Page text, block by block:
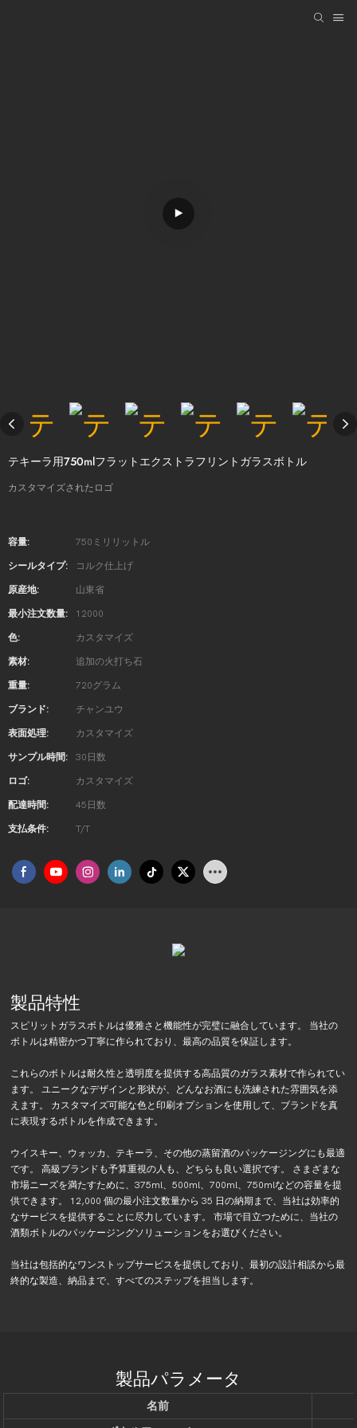
テキーラ用750mlフラットエクストラフリントガラスボトル
カスタマイズされたロゴ
容量: 750ミリリットル
シールタイプ: コルク仕上げ
原産地: 山東省
最小注文数量: 12000
色: カスタマイズ
素材: 追加の火打ち石
重量: 720グラム
ブランド: チャンユウ
表面処理: カスタマイズ
サンプル時間: 30日数
ロゴ: カスタマイズ
配達時間: 45日数
支払条件: T/T
製品特性
スピリットガラスボトルは優雅さと機能性が完璧に融合しています。 当社の
ボトルは精密かつ丁寧に作られており、最高の品質を保証します。
これらのボトルは耐久性と透明度を提供する高品質のガラス素材で作られてい
ます。 ユニークなデザインと形状が、どんなお酒にも洗練された雰囲気を添
えます。 カスタマイズ可能な色と印刷オプションを使用して、ブランドを真
に表現するボトルを作成できます。
ウイスキー、ウォッカ、テキーラ、その他の蒸留酒のパッケージングにも最適
です。 高級ブランドも予算重視の人も、どちらも良い選択です。 さまざまな
市場ニーズを満たすために、375ml、500ml、700ml、750mlなどの容量を提
供できます。 12,000 個の最小注文数量から 35 日の納期まで、当社は効率的
なサービスを提供することに尽力しています。 市場で目立つために、当社の
酒類ボトルのパッケージングソリューションをお選びください。
当社は包括的なワンストップサービスを提供しており、最初の設計相談から最
終的な製造、納品まで、すべてのステップを担当します。
製品パラメータ
名前